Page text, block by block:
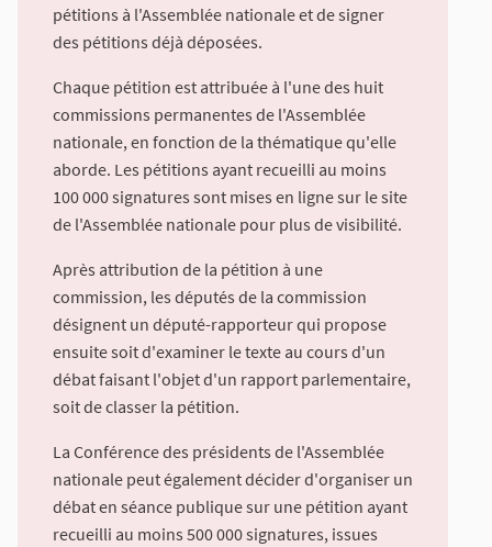
pétitions à l'Assemblée nationale et de signer
des pétitions déjà déposées.
Chaque pétition est attribuée à l'une des huit
commissions permanentes de l'Assemblée
nationale, en fonction de la thématique qu'elle
aborde. Les pétitions ayant recueilli au moins
100 000 signatures sont mises en ligne sur le site
de l'Assemblée nationale pour plus de visibilité.
Après attribution de la pétition à une
commission, les députés de la commission
désignent un député-rapporteur qui propose
ensuite soit d'examiner le texte au cours d'un
débat faisant l'objet d'un rapport parlementaire,
soit de classer la pétition.
La Conférence des présidents de l'Assemblée
nationale peut également décider d'organiser un
débat en séance publique sur une pétition ayant
recueilli au moins 500 000 signatures, issues